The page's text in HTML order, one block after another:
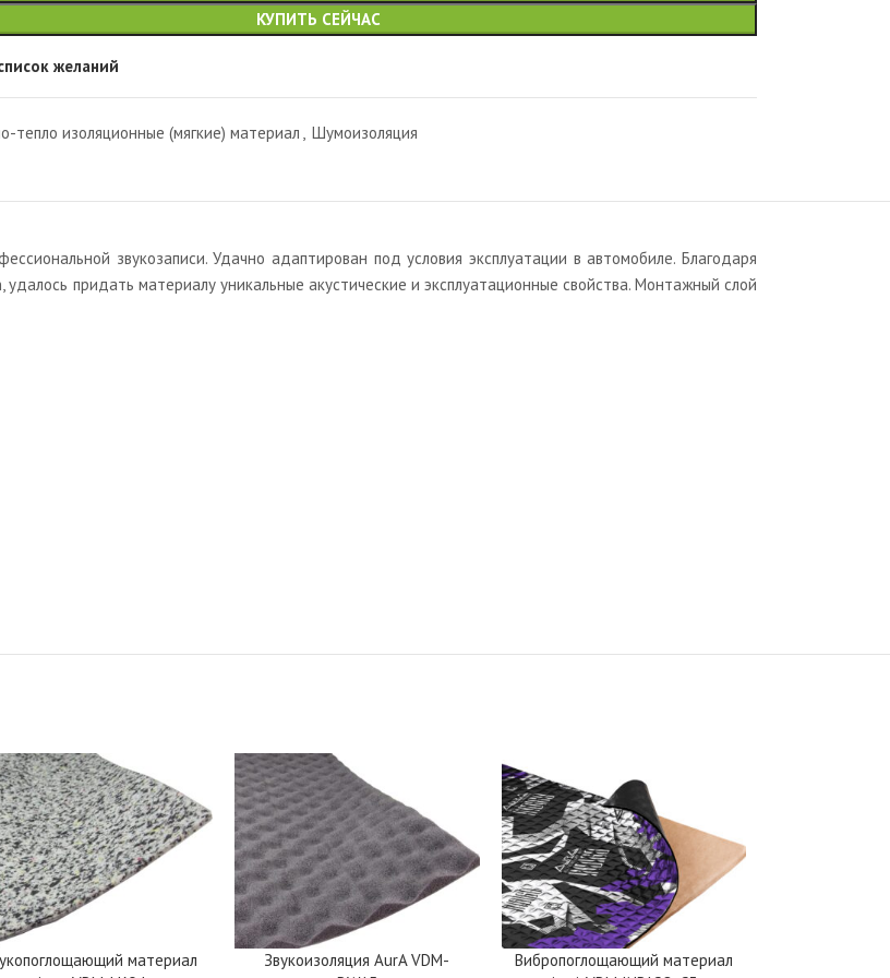
КУПИТЬ СЕЙЧАС
желаний
тепло изоляционные (мягкие) материал Шумоизоляция
звукозаписи. Удачно адаптирован под условия эксплуатации в автомобиле. Благодаря
придать материалу уникальные акустические и эксплуатационные свойства. Монтажный слой
материал
Звукоизоляция AurA VDM-
Вибропоглощающий материал